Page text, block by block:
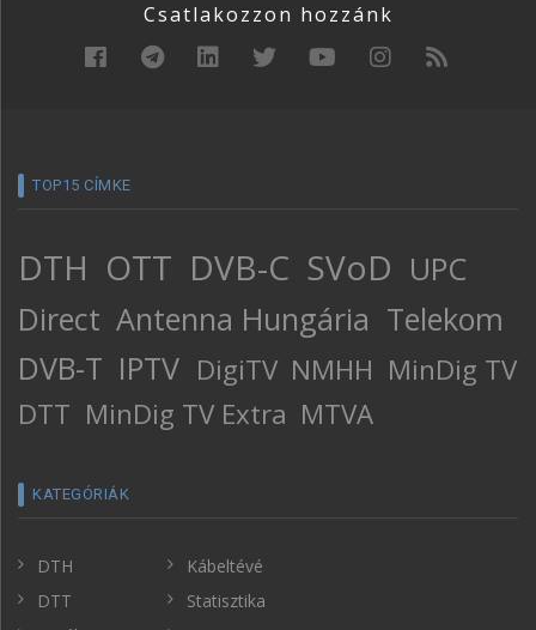
Csatlakozzon hozzánk
TOP15 CÍMKE
DTH OTT DVB-C SVoD UPC
Direct Antenna Hungária Telekom
DVB-T IPTV DigiTV NMHH MinDig TV
DTT MinDig TV Extra MTVA
KATEGÓRIÁK
DTH
DTT
Kábeltévé
Statisztika